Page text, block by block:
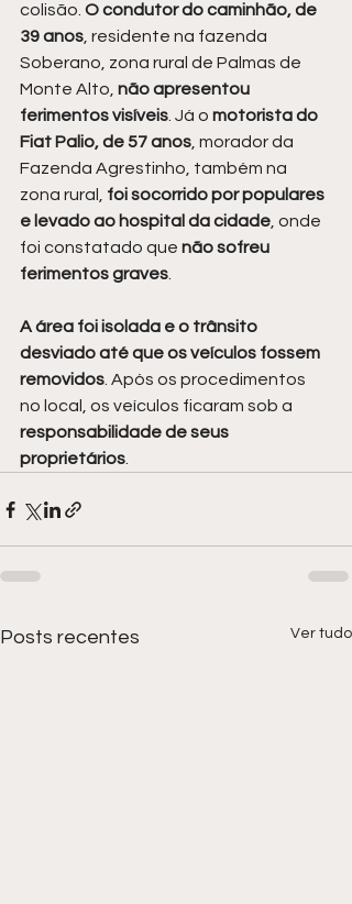
colisão. O condutor do caminhão, de
39 anos , residente na fazenda
Soberano, zona rural de Palmas de
Monte Alto, não apresentou
ferimentos visíveis . Já o motorista do
Fiat Palio, de 57 anos , morador da
Fazenda Agrestinho, também na
zona rural, foi socorrido por populares
e levado ao hospital da cidade , onde
foi constatado que não sofreu
ferimentos graves
A área foi isolada e o trânsito
desviado até que os veículos fossem
removidos . Após os procedimentos
no local, os veículos ficaram sob a
responsabilidade de seus
proprietários
Posts recentes Ver tudo